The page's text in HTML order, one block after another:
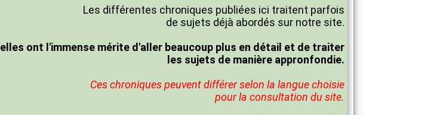
Les différentes chroniques publiées ici traitent parfois
de sujets déjà abordés sur notre site.
elles ont l'immense mérite d'aller beaucoup plus en détail et de traiter
les sujets de manière appronfondie.
Ces chroniques peuvent différer selon la langue choisie
pour la consultation du site.